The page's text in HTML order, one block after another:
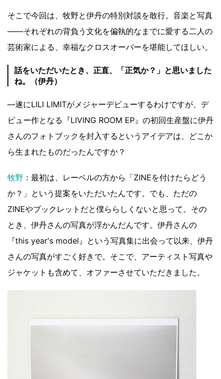
そこで今回は、牧野と伊丹の特別対談を敢行。音楽と写真
――それぞれの背負う文化を偏執的なまでに愛する二人の
芸術家による、幸福なクロスオーバーを堪能してほしい。
話をいただいたとき、正直、「正気か？」と思いました
ね。（伊丹）
―遂にLILI LIMITがメジャーデビューするわけですが、デ
ビュー作となる『LIVING ROOM EP』の初回生産盤に伊丹
さんのフォトブックを封入するというアイデアは、どこか
ら生まれたものだったんですか？
牧野 ：最初は、レーベルの方から「ZINEを付けたらどう
か？」という提案をいただいたんです。でも、ただの
ZINEやブックレットだと僕ららしくないと思って。その
とき、伊丹さんの写真が浮かんだんです。伊丹さんの
『this year's model』という写真集に出会って以来、伊丹
さんの写真がすごく好きで。そこで、アーティスト写真や
ジャケットも含めて、オファーさせていただきました。